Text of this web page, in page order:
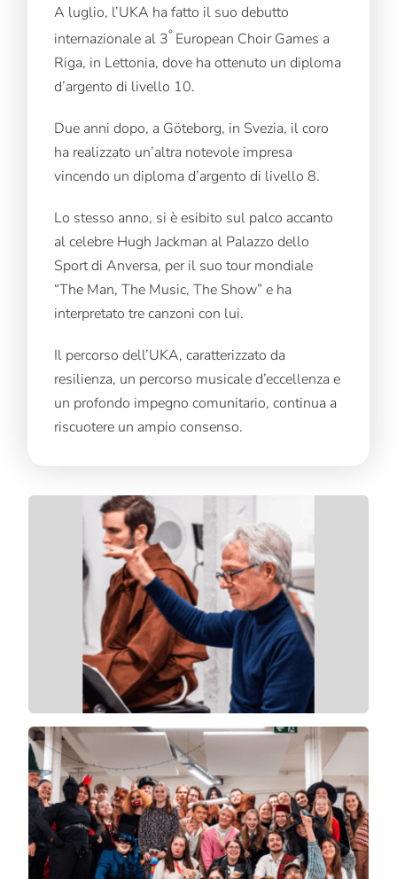
A luglio, l’UKA ha fatto il suo debutto
internazionale al 3° European Choir Games a
Riga, in Lettonia, dove ha ottenuto un diploma
d’argento di livello 10.
Due anni dopo, a Göteborg, in Svezia, il coro
ha realizzato un’altra notevole impresa
vincendo un diploma d’argento di livello 8.
Lo stesso anno, si è esibito sul palco accanto
al celebre Hugh Jackman al Palazzo dello
Sport di Anversa, per il suo tour mondiale
“The Man, The Music, The Show” e ha
interpretato tre canzoni con lui.
Il percorso dell’UKA, caratterizzato da
resilienza, un percorso musicale d’eccellenza e
un profondo impegno comunitario, continua a
riscuotere un ampio consenso.